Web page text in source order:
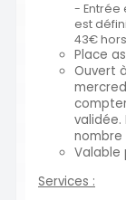
- Entrée
est
43€
Place
Ouvert
nombre
Valable
Services :